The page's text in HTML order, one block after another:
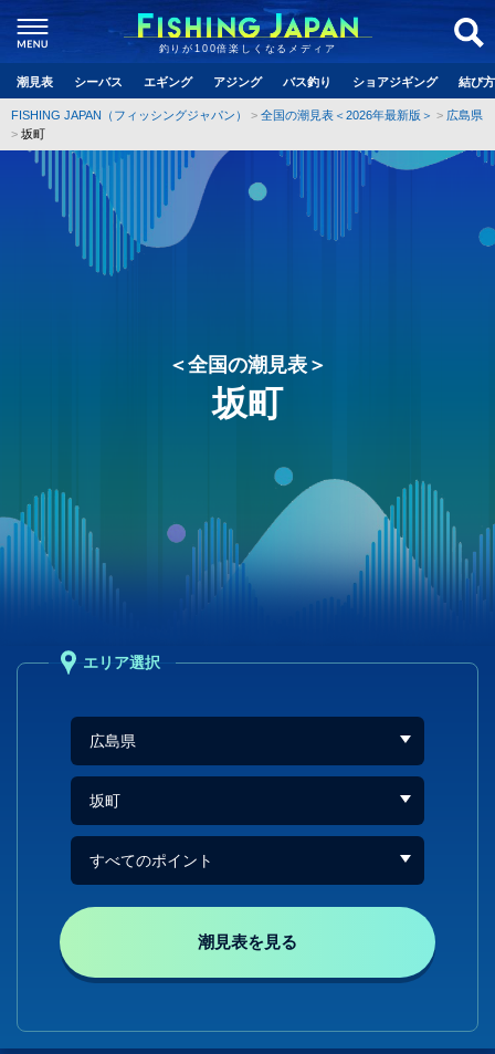
釣りが100倍楽しくなるメディア
潮見表 シーバス エギング アジング バス釣り ショアジギング 結び
FISHING JAPAN（フィッシングジャパン） 全国の潮見表＜2026年最新版＞
広島県
坂町
＜全国の潮見表＞
坂町
エリア選択
潮見表を見る